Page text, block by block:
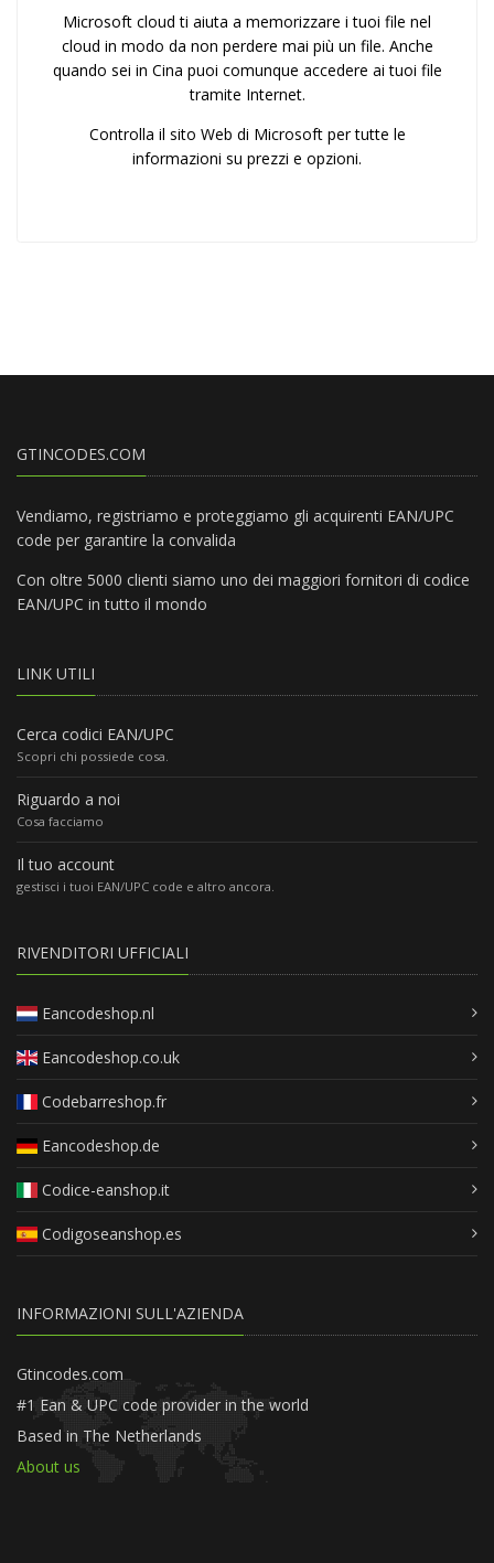
Microsoft cloud ti aiuta a memorizzare i tuoi file nel
cloud in modo da non perdere mai più un file. Anche
quando sei in Cina puoi comunque accedere ai tuoi file
tramite Internet.
Controlla il sito Web di Microsoft per tutte le
informazioni su prezzi e opzioni.
GTINCODES.COM
Vendiamo, registriamo e proteggiamo gli acquirenti EAN/UPC
code per garantire la convalida
Con oltre 5000 clienti siamo uno dei maggiori fornitori di codice
EAN/UPC in tutto il mondo
LINK UTILI
Cerca codici EAN/UPC
Scopri chi possiede cosa.
Riguardo a noi
Cosa facciamo
Il tuo account
gestisci i tuoi EAN/UPC code e altro ancora.
RIVENDITORI UFFICIALI
Eancodeshop.nl
Eancodeshop.co.uk
Codebarreshop.fr
Eancodeshop.de
Codice-eanshop.it
Codigoseanshop.es
INFORMAZIONI SULL'AZIENDA
Gtincodes.com
#1 Ean & UPC code provider in the world
Based in The Netherlands
About us